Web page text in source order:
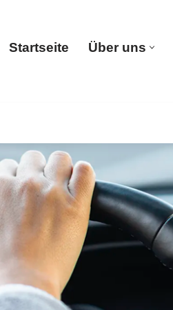
Startseite Über uns